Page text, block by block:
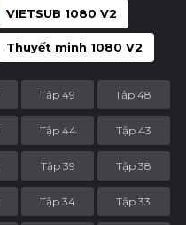
VIETSUB 1080 V2
Thuyết minh 1080 V2
Tập 49 Tập 48
Tập 44 Tập 43
Tập 39 Tập 38
Tập 34 Tập 33